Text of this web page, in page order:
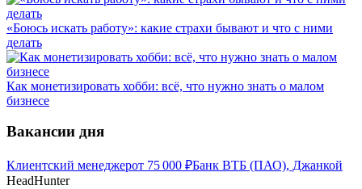
«Боюсь искать работу»: какие страхи бывают и что с ними
делать
Как монетизировать хобби: всё, что нужно знать о малом
бизнесе
Вакансии дня
Клиентский менеджерот 75 000 ₽Банк ВТБ (ПАО), Джанкой
HeadHunter